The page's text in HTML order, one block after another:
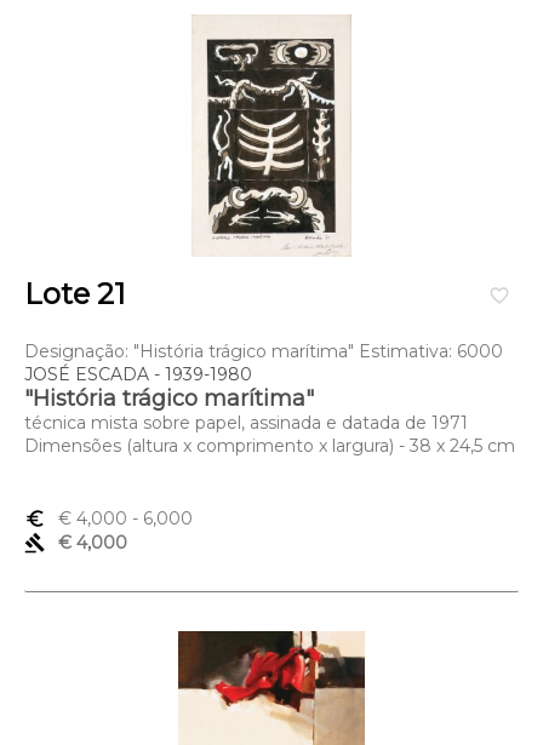
favorite_border
Lote 21
Designação: "História trágico marítima" Estimativa: 6000
JOSÉ ESCADA - 1939-1980
"História trágico marítima"
técnica mista sobre papel, assinada e datada de 1971
Dimensões (altura x comprimento x largura) - 38 x 24,5 cm
euro_symbol € 4,000 - 6,000
gavel
€ 4,000